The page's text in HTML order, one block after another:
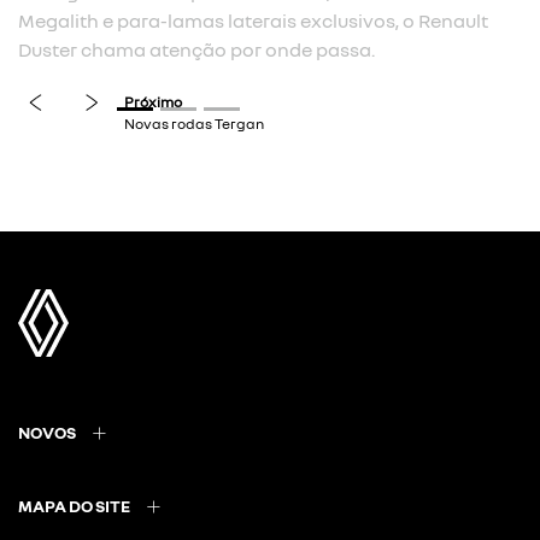
e para-lamas laterais exclusivos, o Renault
chama atenção por onde passa.
previousnext
NOVOS
MAPA DO SITE